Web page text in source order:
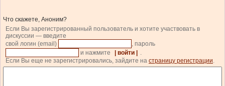
Что скажете, Аноним?
Если Вы зарегистрированный пользователь и хотите участвовать в
дискуссии — введите
свой логин (email)
, пароль
и нажмите
| войти |
.
Если Вы еще не зарегистрировались, зайдите на страницу регистрации.